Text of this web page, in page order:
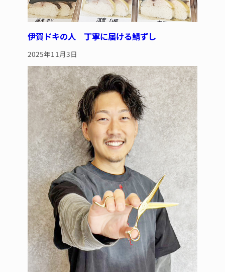
伊賀ドキの人 丁寧に届ける鯖ずし
2025年11月3日